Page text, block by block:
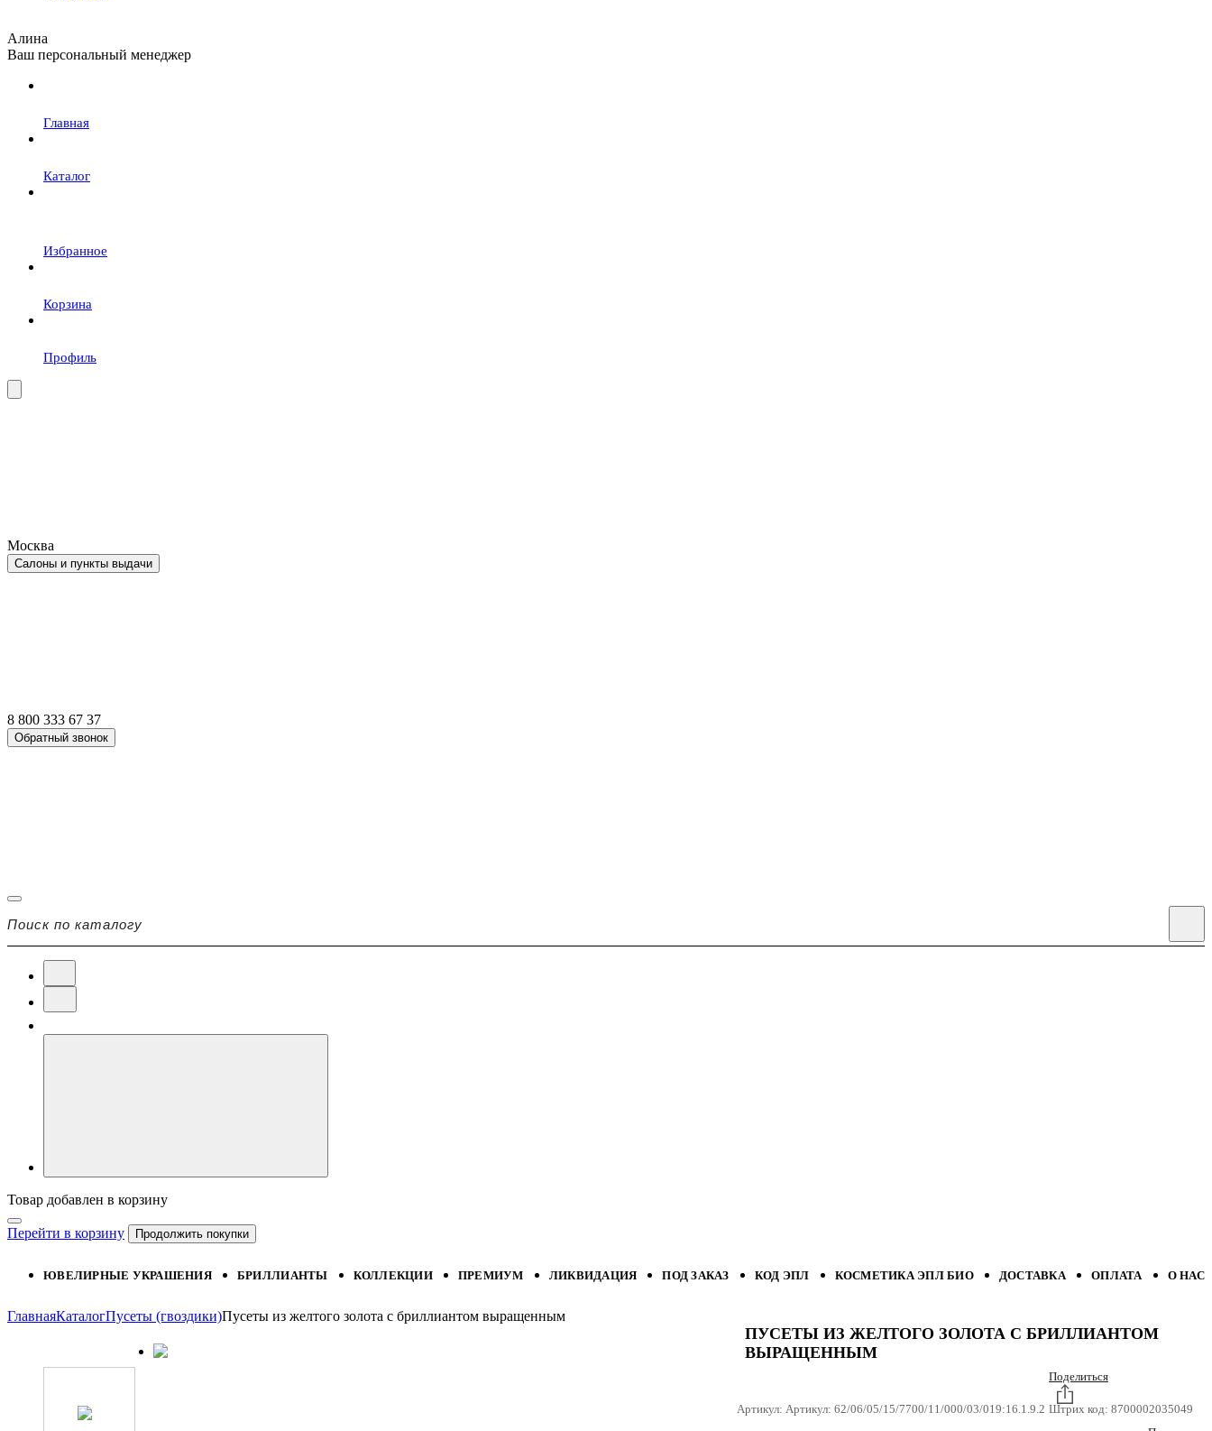
Алина
Ваш персональный менеджер
Главная
Каталог
Избранное
Корзина
Профиль
Москва
Салоны и пункты выдачи
8 800 333 67 37
Обратный звонок
Товар добавлен в корзину
Перейти в корзину Продолжить покупки
ЮВЕЛИРНЫЕ УКРАШЕНИЯ БРИЛЛИАНТЫ КОЛЛЕКЦИИ ПРЕМИУМ ЛИКВИДАЦИЯ ПОД ЗАКАЗ КОД ЭПЛ КОСМЕТИКА ЭПЛ БИО ДОСТАВКА ОПЛАТА О НАС
ГлавнаяКаталогПусеты (гвоздики)Пусеты из желтого золота с бриллиантом выращенным
ПУСЕТЫ ИЗ ЖЕЛТОГО ЗОЛОТА С БРИЛЛИАНТОМ
ВЫРАЩЕННЫМ
Артикул: Артикул: 62/06/05/15/7700/11/000/03/019:16.1.9.2
Поделиться
Штрих код: 8700002035049